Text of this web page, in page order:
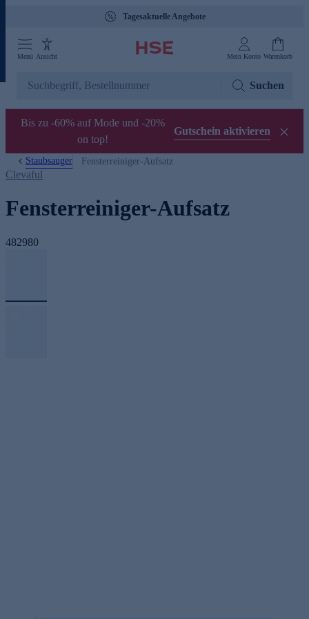
Tagesaktuelle Angebote
Menü Ansicht Mein Konto Warenkorb
Suchen
Bis zu -60% auf Mode und -20%
on top!
Gutschein aktivieren
Staubsauger Fensterreiniger-Aufsatz
Clevaful
Fensterreiniger-Aufsatz
482980